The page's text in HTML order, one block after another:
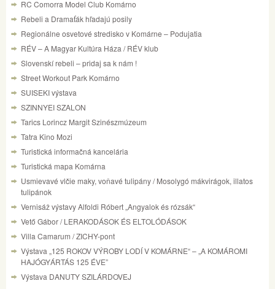
RC Comorra Model Club Komárno
Rebeli a Dramaťák hľadajú posily
Regionálne osvetové stredisko v Komárne – Podujatia
RÉV – A Magyar Kultúra Háza / RÉV klub
Slovenskí rebeli – pridaj sa k nám !
Street Workout Park Komárno
SUISEKI výstava
SZINNYEI SZALON
Tarics Lorincz Margit Szinészmúzeum
Tatra Kino Mozi
Turistická informačná kancelária
Turistická mapa Komárna
Usmievavé vlčie maky, voňavé tulipány / Mosolygó mákvirágok, illatos
tulipánok
Vernisáž výstavy Alfoldi Róbert „Angyalok és rózsák“
Vető Gábor / LERAKODÁSOK ÉS ELTOLÓDÁSOK
Villa Camarum / ZICHY-pont
Výstava „125 ROKOV VÝROBY LODÍ V KOMÁRNE“ – „A KOMÁROMI
HAJÓGYÁRTÁS 125 ÉVE”
Výstava DANUTY SZILÁRDOVEJ